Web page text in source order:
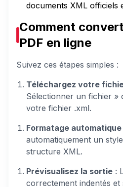
documents XML officiels
Comment
PDF en ligne
Suivez ces étapes simples :
Téléchargez votre
Sélectionner un fichier »
votre fichier .xml.
Formatage automatique
automatiquement un
structure XML.
Prévisualisez la sortie :
correctement indentés et